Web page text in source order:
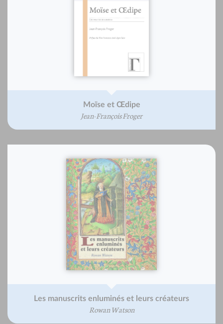
Moïse et Œdipe
Jean-François Froger
Les manuscrits enluminés et leurs créateurs
Rowan Watson